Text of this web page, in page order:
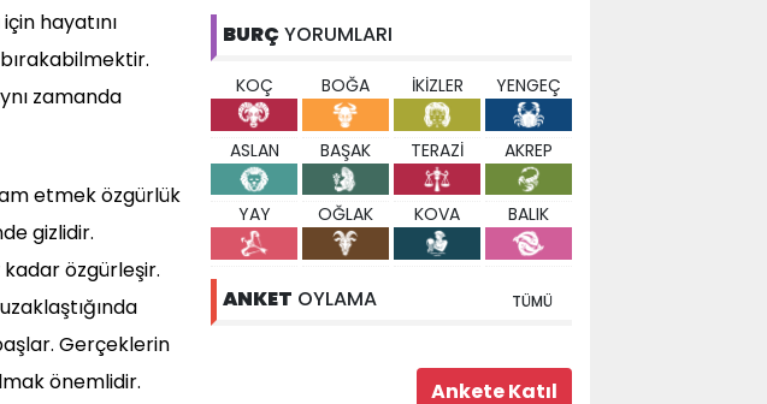
hayatını
zamanda
etmek özgürlük
gizlidir.
özgürleşir.
Gerçeklerin
önemlidir.
BURÇ YORUMLARI
KOÇ BOĞA İKİZLER YENGEÇ
ASLAN BAŞAK TERAZİ AKREP
YAY OĞLAK KOVA BALIK
ANKET OYLAMA TÜMÜ